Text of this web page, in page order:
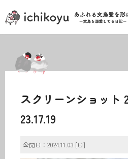
スクリーンショット
23.17.19
公開日：2024.11.03 [日]